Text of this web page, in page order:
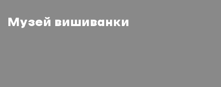
Музей вишиванки